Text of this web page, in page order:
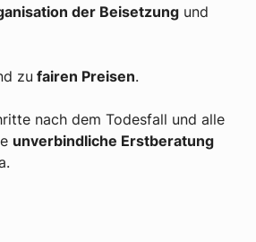
der Beisetzung und
zu fairen Preisen.
nach dem Todesfall und alle
unverbindliche Erstberatung